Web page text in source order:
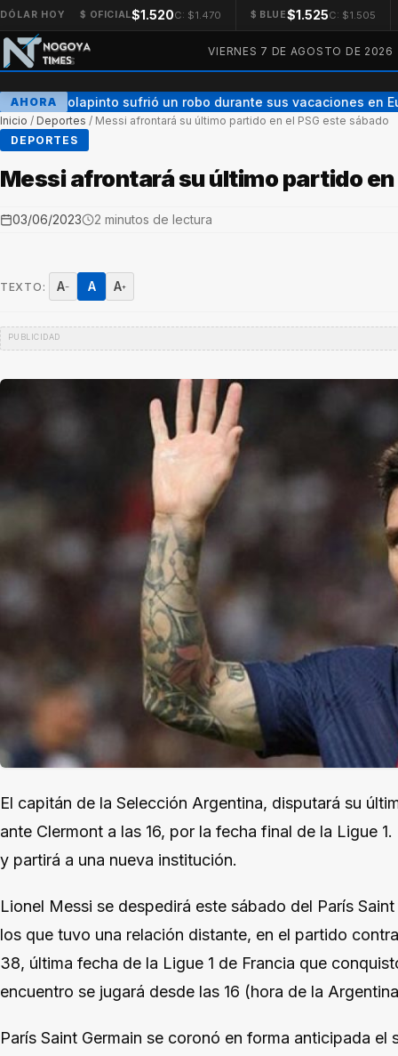
DÓLAR HOY $ OFICIAL$1.520C: $1.470 $ BLUE$1.525C: $1.505
VIERNES 7 DE AGOSTO DE 2026
AHORA
Franco Colapinto sufrió un robo durante sus vacaciones en
Inicio / Deportes / Messi afrontará su último partido en el PSG este sábado
DEPORTES
Messi afrontará su último partido en
03/06/2023 2 minutos de lectura
TEXTO: A− A A+
El capitán de la Selección Argentina, disputará su
ante Clermont a las 16, por la fecha final de la Ligue
y partirá a una nueva institución.
Lionel Messi se despedirá este sábado del París
los que tuvo una relación distante, en el partido
38, última fecha de la Ligue 1 de Francia que
encuentro se jugará desde las 16 (hora de la
París Saint Germain se coronó en forma anticipada